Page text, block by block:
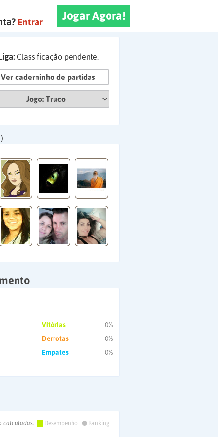
Jogar Agora!
Entrar
Classificação pendente.
Ver caderninho de partidas
Vitórias
0%
Derrotas
0%
Empates
0%
calculadas. Desempenho •
Ranking